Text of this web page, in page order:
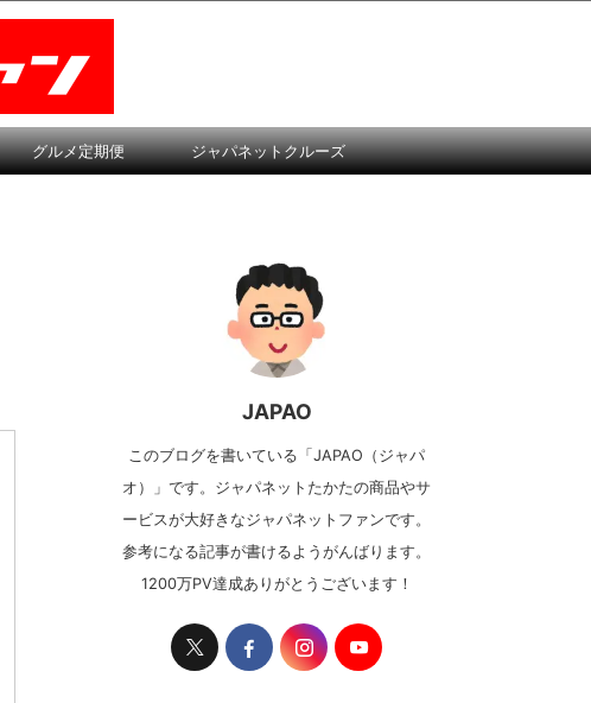
グルメ定期便 ジャパネットクルーズ
JAPAO
このブログを書いている「JAPAO（ジャパ
オ）」です。ジャパネットたかたの商品やサ
ービスが大好きなジャパネットファンです。
参考になる記事が書けるようがんばります。
1200万PV達成ありがとうございます！